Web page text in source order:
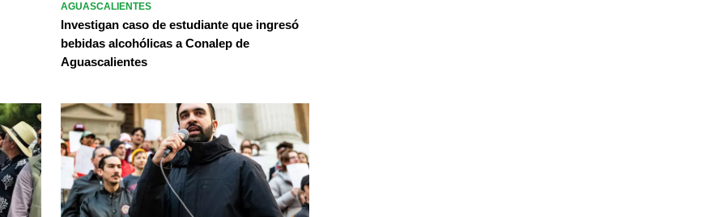
AGUASCALIENTES
Investigan caso de estudiante que ingresó
bebidas alcohólicas a Conalep de
Aguascalientes